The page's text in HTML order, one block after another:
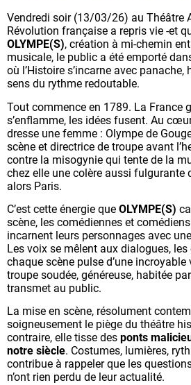
Vendredi soir (13/03/26) au Théâtre
Révolution française a repris vie -et
OLYMPE(S), création à mi-chemin
musicale, le public a été emporté
où l’Histoire s’incarne avec panache,
sens du rythme redoutable.
Tout commence en 1789. La France
s’enflamme, les idées fusent. Au
dresse une femme : Olympe de
scène et directrice de troupe avant
contre la misogynie qui tente de la
chez elle une colère aussi fulgurante
alors Paris.
C’est cette énergie que OLYMPE(S)
scène, les comédiennes et
incarnent leurs personnages avec une
Les voix se mêlent aux dialogues, les
chaque scène pulse d’une
troupe soudée, généreuse, habitée
transmet au public.
La mise en scène, résolument
soigneusement le piège du théâtre
contraire, elle tisse des ponts
notre siècle. Costumes, lumières,
contribue à rappeler que les
n’ont rien perdu de leur actualité.